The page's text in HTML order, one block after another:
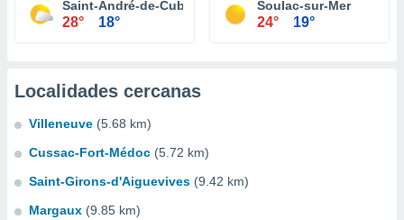
Saint-André-de-Cubzac
28° 18°
Soulac-sur-Mer
24° 19°
Localidades cercanas
Villeneuve (5.68 km)
Cussac-Fort-Médoc (5.72 km)
Saint-Girons-d'Aiguevives (9.42 km)
Margaux (9.85 km)